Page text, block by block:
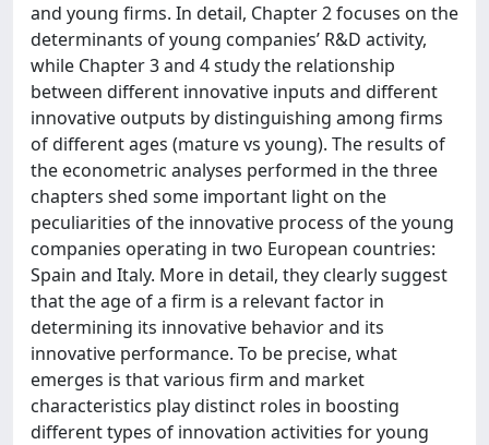
and young firms. In detail, Chapter 2 focuses on the
determinants of young companies’ R&D activity,
while Chapter 3 and 4 study the relationship
between different innovative inputs and different
innovative outputs by distinguishing among firms
of different ages (mature vs young). The results of
the econometric analyses performed in the three
chapters shed some important light on the
peculiarities of the innovative process of the young
companies operating in two European countries:
Spain and Italy. More in detail, they clearly suggest
that the age of a firm is a relevant factor in
determining its innovative behavior and its
innovative performance. To be precise, what
emerges is that various firm and market
characteristics play distinct roles in boosting
different types of innovation activities for young